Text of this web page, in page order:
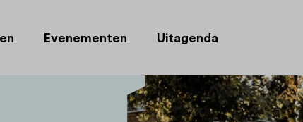
Evenementen Uitagenda